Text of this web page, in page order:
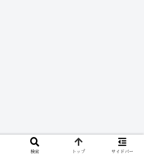
検索 トップ サイドバー